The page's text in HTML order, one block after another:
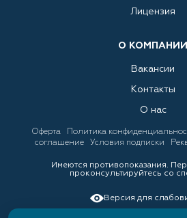
Лицензия
О КОМПАНИИ
Вакансии
Контакты
О нас
Оферта Политика
соглашение
Условия подписки
Имеются противопоказания.
проконсультируйтесь со
Версия для